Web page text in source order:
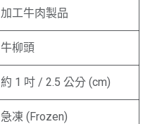
加工牛肉製品
牛柳頭
約 1 吋 / 2.5 公分 (cm)
急凍 (Frozen)